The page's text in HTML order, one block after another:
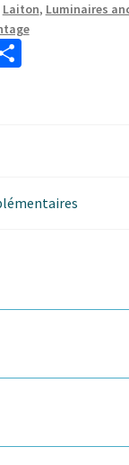
Laiton, Luminaires
P